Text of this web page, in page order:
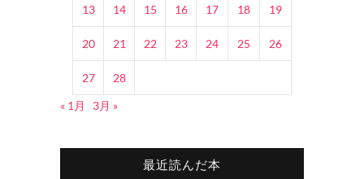
13 14 15 16 17 18 19
20 21 22 23 24 25 26
27
28
« 1月
3月 »
最近読んだ本